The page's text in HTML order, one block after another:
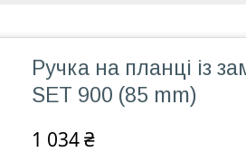
Ручка на планці із
SET 900 (85 mm)
1 034 ₴